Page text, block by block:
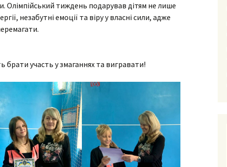
з
Олімпійський тиждень подарував дітям не лише
незабутні емоції та віру у власні сили, адже
брати участь у змаганнях та вигравати!